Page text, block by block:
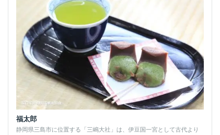
福太郎
静岡県三島市に位置する「三嶋大社」は、伊豆国一宮として古代より